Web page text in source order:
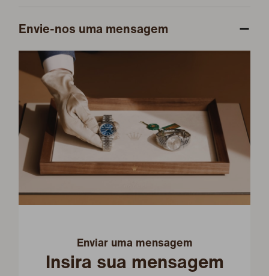
Envie-nos uma mensagem
Enviar uma mensagem
Insira sua mensagem